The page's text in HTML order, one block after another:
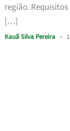
região.
[…]
Kauã Silva Pereira •